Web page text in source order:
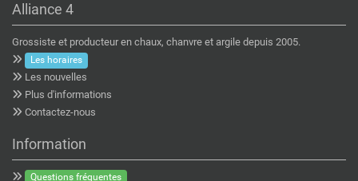
Alliance 4
Grossiste et producteur en chaux, chanvre et argile depuis 2005.
Les horaires
Les nouvelles
Plus d'informations
Contactez-nous
Information
Questions fréquentes